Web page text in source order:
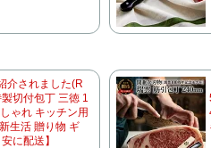
介されました(R
切付包丁 三徳 1
ゃれ キッチン用
生活 贈り物 ギ
に配送】